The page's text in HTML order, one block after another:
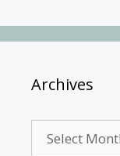
Archives